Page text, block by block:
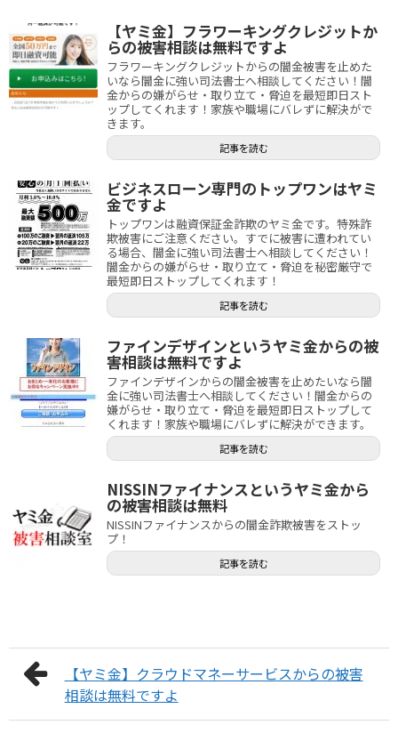
【ヤミ金】フラワーキングクレジットか
らの被害相談は無料ですよ
フラワーキングクレジットからの闇金被害を止めた
いなら闇金に強い司法書士へ相談してください！闇
金からの嫌がらせ・取り立て・脅迫を最短即日スト
ップしてくれます！家族や職場にバレずに解決がで
きます。
記事を読む
ビジネスローン専門のトップワンはヤミ
金ですよ
トップワンは融資保証金詐欺のヤミ金です。特殊詐
欺被害にご注意ください。すでに被害に遭われてい
る場合、闇金に強い司法書士へ相談してください！
闇金からの嫌がらせ・取り立て・脅迫を秘密厳守で
最短即日ストップしてくれます！
記事を読む
ファインデザインというヤミ金からの被
害相談は無料ですよ
ファインデザインからの闇金被害を止めたいなら闇
金に強い司法書士へ相談してください！闇金からの
嫌がらせ・取り立て・脅迫を最短即日ストップして
くれます！家族や職場にバレずに解決ができます。
記事を読む
NISSINファイナンスというヤミ金から
の被害相談は無料
NISSINファイナンスからの闇金詐欺被害をストッ
プ！
記事を読む
【ヤミ金】クラウドマネーサービスからの被害
相談は無料ですよ